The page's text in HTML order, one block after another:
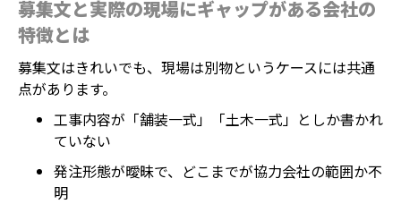
募集文と実際の現場にギャップがある会社の
特徴とは
募集文はきれいでも、現場は別物というケースには共通
点があります。
工事内容が「舗装一式」「土木一式」としか書かれ
ていない
発注形態が曖昧で、どこまでが協力会社の範囲か不
明